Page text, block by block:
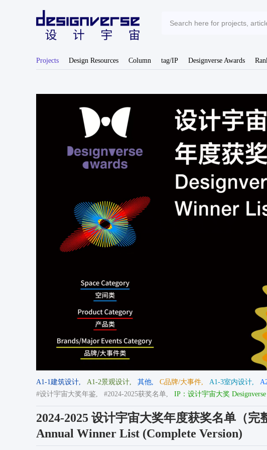
Projects Design Resources Column tag/IP Designverse Awards
A1-1建筑设计, A1-2景观设计, 其他, C品牌/大事件, A1-3室内设计,
#设计宇宙大奖年鉴,
#2024-2025获奖名单, IP：设计宇宙大奖 Designverse
2024-2025 设计宇宙大奖年度获奖名单（完
Annual Winner List (Complete Version)